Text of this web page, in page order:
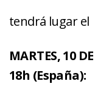
tendrá lugar el
MARTES, 10
18h (España):